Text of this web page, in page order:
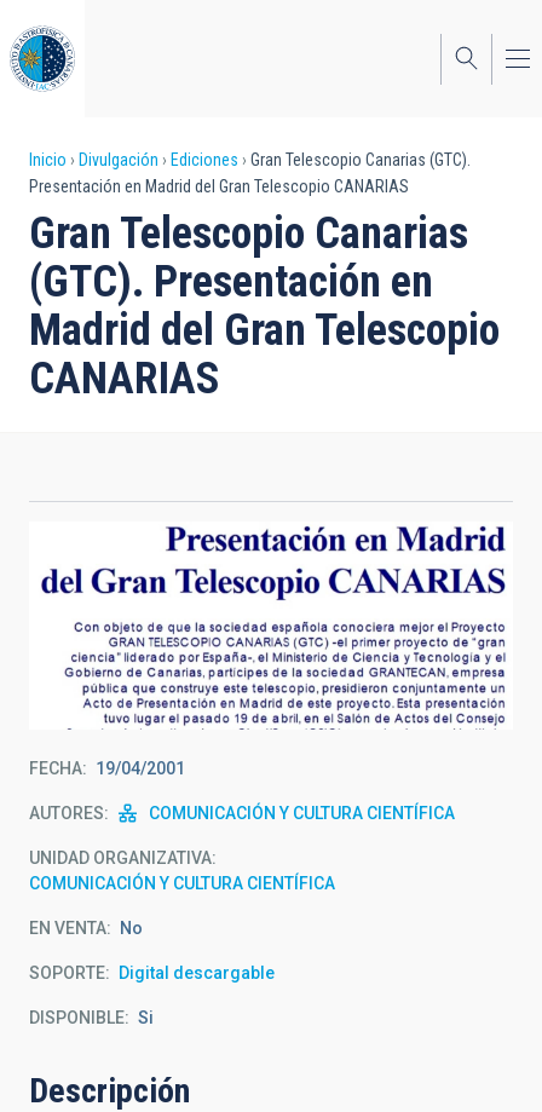
al
contenido
principal
Sobrescribir
enlaces
de
ayuda
a
la
Inicio Divulgación Ediciones
Gran Telescopio Canarias (GTC).
Presentación en Madrid del Gran Telescopio CANARIAS
Gran Telescopio Canarias
(GTC). Presentación en
Madrid del Gran Telescopio
CANARIAS
FECHA 19/04/2001
AUTORES COMUNICACIÓN Y CULTURA CIENTÍFICA
UNIDAD ORGANIZATIVA
COMUNICACIÓN Y CULTURA CIENTÍFICA
EN VENTA No
SOPORTE Digital descargable
DISPONIBLE Si
Descripción